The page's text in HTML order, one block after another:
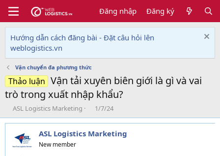
Đăng nhập Đăng ký
Hướng dẫn cách đăng bài - Đặt câu hỏi lên
weblogistics.vn
Vận chuyển đa phương thức
Thảo luận Vận tải xuyên biên giới là gì và vai
trò trong xuất nhập khẩu?
T
h
r
ASL Logistics Marketing
N
g
à
y
1/7/24
ASL Logistics Marketing
New member